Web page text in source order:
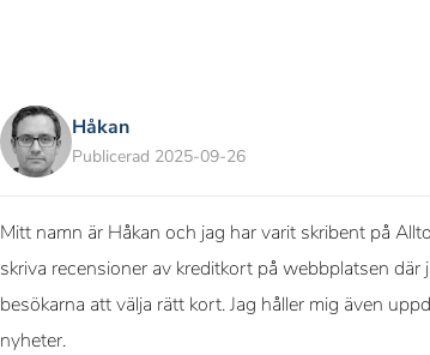
Håkan
Publicerad 2025-09-26
Mitt namn är Håkan och jag har varit skribent på
skriva recensioner av kreditkort på webbplatsen
besökarna att välja rätt kort. Jag håller mig även
nyheter.